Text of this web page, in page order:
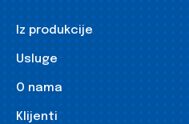
Iz produkcije
Usluge
O nama
Klijenti